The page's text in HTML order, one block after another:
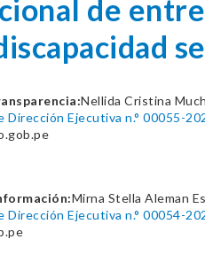
de
Nellida Cristina
Dirección Ejecutiva n.° 00055-
Mirna Stella Aleman
Dirección Ejecutiva n.° 00054-